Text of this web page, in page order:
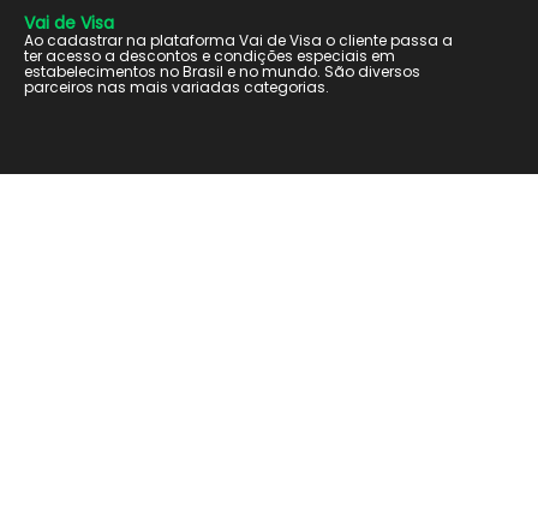
Vai de Visa
Ao cadastrar na plataforma Vai de Visa o cliente passa a
ter acesso a descontos e condições especiais em
estabelecimentos no Brasil e no mundo. São diversos
parceiros nas mais variadas categorias.